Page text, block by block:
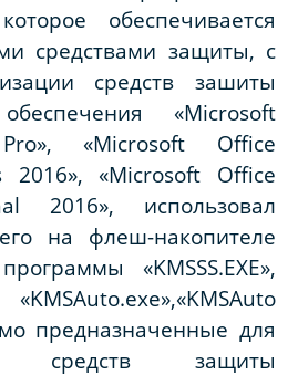
обеспечивается
средствами защиты, с
средств зашиты
«Microsoft
«Microsoft Office
2016», «Microsoft Office
2016», использовал
на флеш-накопителе
«KMSSS.EXE»,
«KMSAuto.exe»,«KMSAuto
предназначенные для
средств защиты